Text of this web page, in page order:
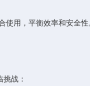
用，平衡效率和安全性
战：